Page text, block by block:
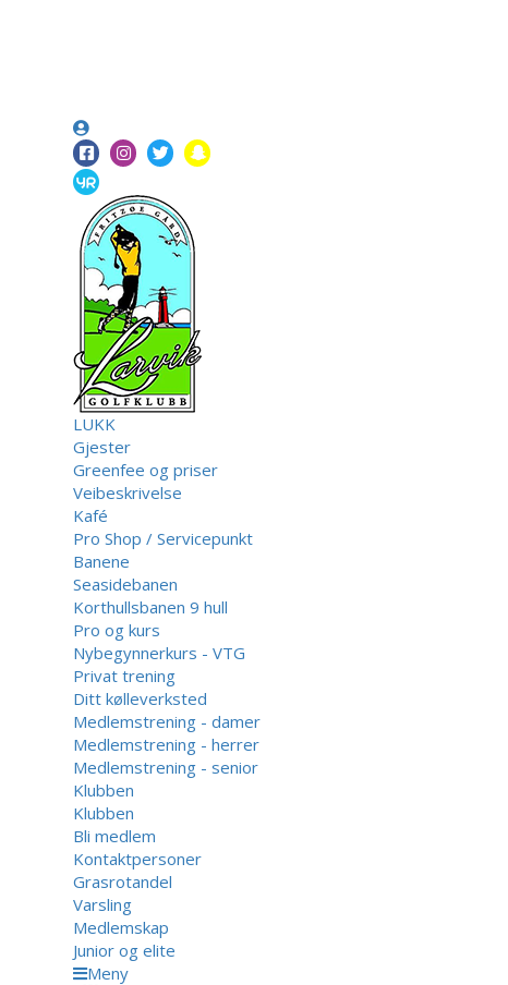
LUKK
Gjester
Greenfee og priser
Veibeskrivelse
Kafé
Pro Shop / Servicepunkt
Banene
Seasidebanen
Korthullsbanen 9 hull
Pro og kurs
Nybegynnerkurs - VTG
Privat trening
Ditt kølleverksted
Medlemstrening - damer
Medlemstrening - herrer
Medlemstrening - senior
Klubben
Klubben
Bli medlem
Kontaktpersoner
Grasrotandel
Varsling
Medlemskap
Junior og elite
Meny